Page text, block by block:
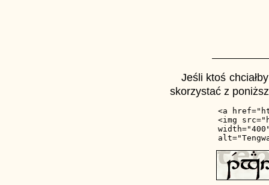
Jeśli ktoś
skorzystać z
<a
<img